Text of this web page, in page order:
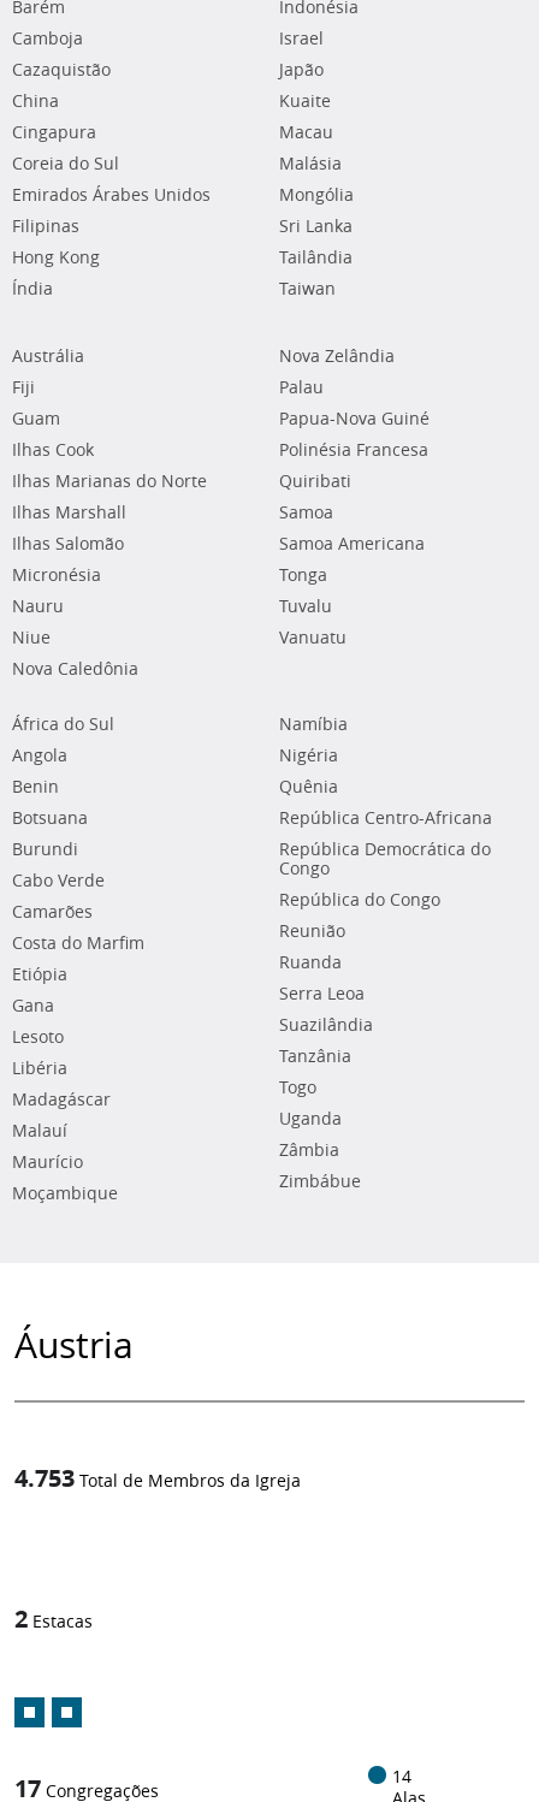
Barém
Camboja
Cazaquistão
China
Cingapura
Coreia do Sul
Emirados Árabes Unidos
Filipinas
Hong Kong
Índia
Indonésia
Israel
Japão
Kuaite
Macau
Malásia
Mongólia
Sri Lanka
Tailândia
Taiwan
Austrália
Fiji
Guam
Ilhas Cook
Ilhas Marianas do Norte
Ilhas Marshall
Ilhas Salomão
Micronésia
Nauru
Niue
Nova Caledônia
Nova Zelândia
Palau
Papua-Nova Guiné
Polinésia Francesa
Quiribati
Samoa
Samoa Americana
Tonga
Tuvalu
Vanuatu
África do Sul
Angola
Benin
Botsuana
Burundi
Cabo Verde
Camarões
Costa do Marfim
Etiópia
Gana
Lesoto
Libéria
Madagáscar
Malauí
Maurício
Moçambique
Namíbia
Nigéria
Quênia
República Centro-Africana
República Democrática do
Congo
República do Congo
Reunião
Ruanda
Serra Leoa
Suazilândia
Tanzânia
Togo
Uganda
Zâmbia
Zimbábue
Áustria
4.753 Total de Membros da Igreja
2 Estacas
17 Congregações
14